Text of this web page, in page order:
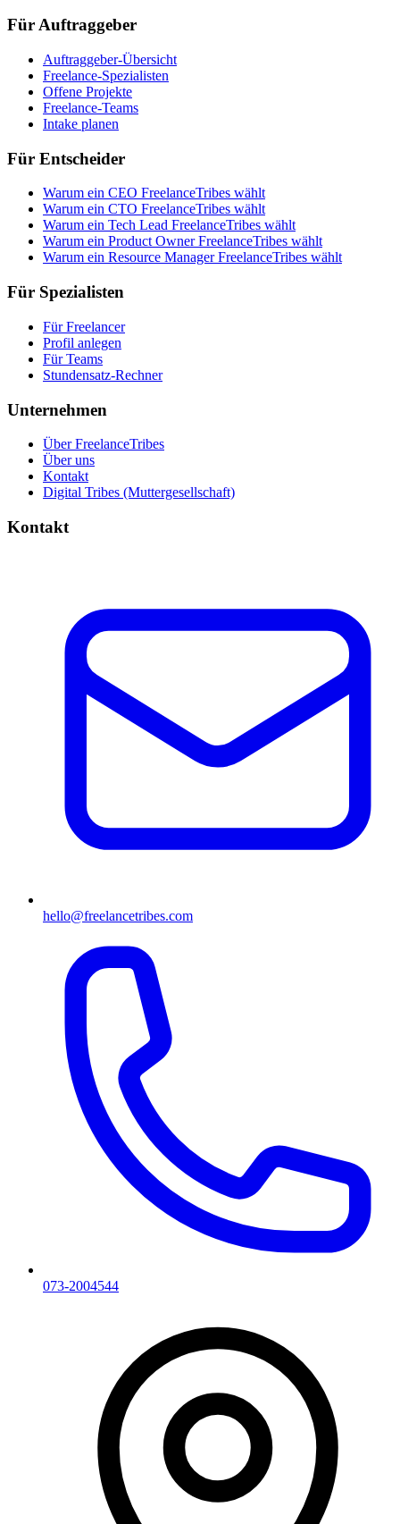
Für Auftraggeber
Auftraggeber-Übersicht
Freelance-Spezialisten
Offene Projekte
Freelance-Teams
Intake planen
Für Entscheider
Warum ein CEO FreelanceTribes wählt
Warum ein CTO FreelanceTribes wählt
Warum ein Tech Lead FreelanceTribes wählt
Warum ein Product Owner FreelanceTribes wählt
Warum ein Resource Manager FreelanceTribes wählt
Für Spezialisten
Für Freelancer
Profil anlegen
Für Teams
Stundensatz-Rechner
Unternehmen
Über FreelanceTribes
Über uns
Kontakt
Digital Tribes (Muttergesellschaft)
Kontakt
hello@freelancetribes.com
073-2004544